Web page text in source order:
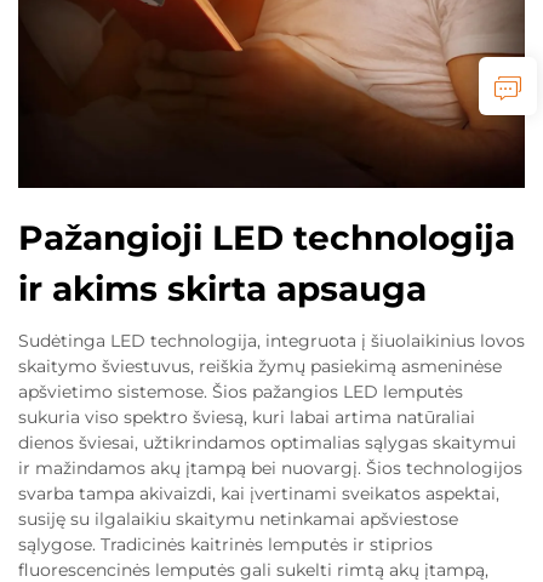
Pažangioji LED technologija
ir akims skirta apsauga
Sudėtinga LED technologija, integruota į šiuolaikinius lovos
skaitymo šviestuvus, reiškia žymų pasiekimą asmeninėse
apšvietimo sistemose. Šios pažangios LED lemputės
sukuria viso spektro šviesą, kuri labai artima natūraliai
dienos šviesai, užtikrindamos optimalias sąlygas skaitymui
ir mažindamos akų įtampą bei nuovargį. Šios technologijos
svarba tampa akivaizdi, kai įvertinami sveikatos aspektai,
susiję su ilgalaikiu skaitymu netinkamai apšviestose
sąlygose. Tradicinės kaitrinės lemputės ir stiprios
fluorescencinės lemputės gali sukelti rimtą akų įtampą,